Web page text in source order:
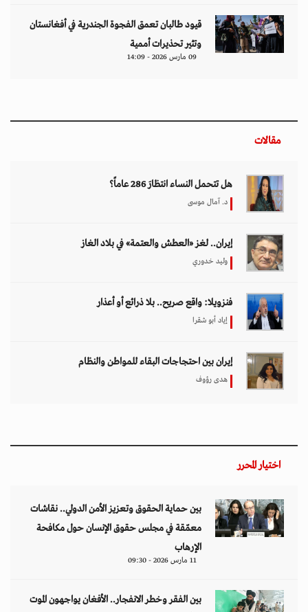
قيود طالبان تعمق الفجوة الجندرية في أفغانستان
وتثير تحذيرات أممية
09 مارس 2026 - 14:09
مقالات
هل تتحمل النساء انتظارَ 286 عاماً؟
د. آمال موسى
إيران.. لغز «العطش والعتمة» في بلاد الغاز
وليد خدوري
فنزويلا: واقع صريح.. بلا ذرائع أو أعذار
إياد أبو شقرا
إيران بين احتجاجات البقاء للمواطن والنظام
هدى رؤوف
اختيار المحرر
بين حماية الحقوق وتعزيز الأمن الدولي.. نقاشات
معمّقة في مجلس حقوق الإنسان حول مكافحة
الإرهاب
11 مارس 2026 - 09:30
بين الفقر وخطر الانفجار.. الأفغان يواجهون الموت